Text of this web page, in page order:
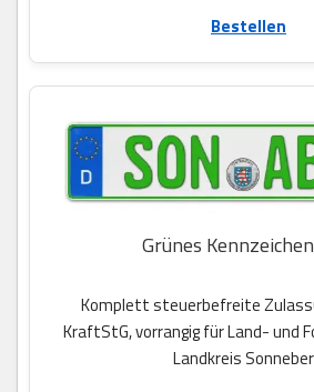
Bestellen
Grünes
Komplett steuerbefreite
KraftStG, vorrangig für Land- und
Landkreis